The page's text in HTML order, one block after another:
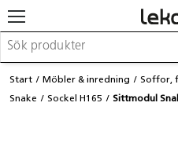
Möbler & inredning
Lekplatsutrustning & utemiljö
Start Möbler & inredning Soffor,
Snake
Sockel H165 Sittmodul